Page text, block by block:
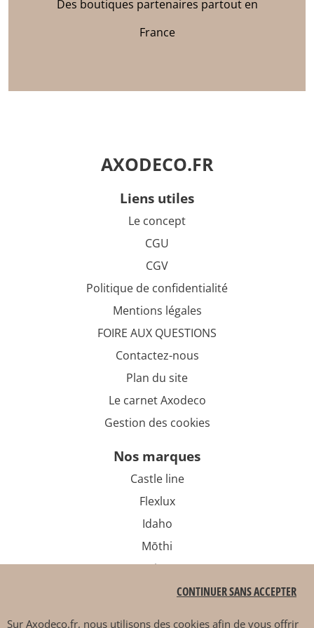
Des boutiques partenaires partout en
France
AXODECO.FR
liens utiles
Le concept
CGU
CGV
Politique de confidentialité
Mentions légales
FOIRE AUX QUESTIONS
Contactez-nous
Plan du site
Le carnet Axodeco
Gestion des cookies
nos marques
Castle line
Flexlux
Idaho
Mōthi
Sits
Sur Axodeco.fr, nous utilisons des cookies afin de vous offrir
CONTINUER SANS ACCEPTER